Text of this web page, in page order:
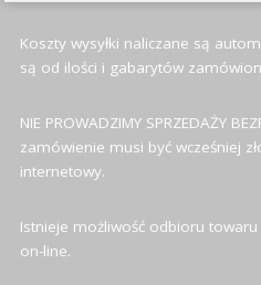
Koszty wysyłki naliczane są
są od ilości i gabarytów
NIE PROWADZIMY SPRZEDAŻY
zamówienie musi być wcześniej
internetowy.
Istnieje możliwość odbioru
on-line.